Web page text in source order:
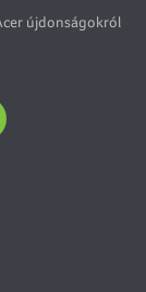
újdonságokról